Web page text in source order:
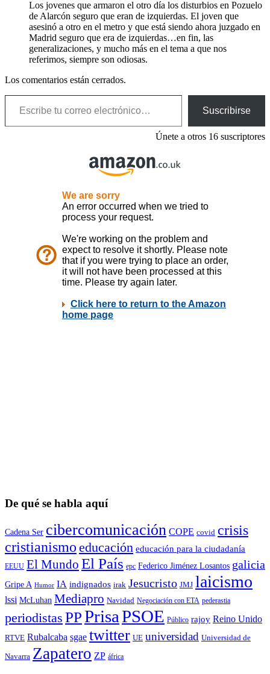
Los jovenes que armaron el otro día los disturbios en Pozuelo
de Alarcón seguro que eran de izquierdas. El joven que
asesinó a otro en el metro y que está siendo ahora juzgado en
Madrid seguro que era de izquierdas…en fin, las
generalizaciones, y mucho más en el tema a que nos
referimos, siempre son odiosas.
Los comentarios están cerrados.
Escribe tu correo electrónico…
Suscribirse
Únete a otros 16 suscriptores
De qué se habla aquí
Cadena Ser cibercomunicación COPE covid crisis
cristianismo educación educación para la ciudadaní­a
EEUU El Mundo El País epc Federico Jiménez Losantos galicia
Gripe A Humor IA indignados irak Jesucristo JMJ laicismo
lssi McLuhan Mediapro Navidad Negociación con ETA pederastia
periodistas PPPrisaPSOE Público rajoy Reino Unido
RTVE Rubalcaba sgae twitter UE universidad Universidad de
Navarra Zapatero ZP áfrica